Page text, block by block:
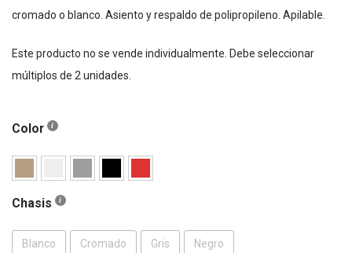
cromado o blanco. Asiento y respaldo de polipropileno. Apilable.
Este producto no se vende individualmente. Debe seleccionar
múltiplos de 2 unidades.
Color
Chasis
Blanco Cromado Gris Negro